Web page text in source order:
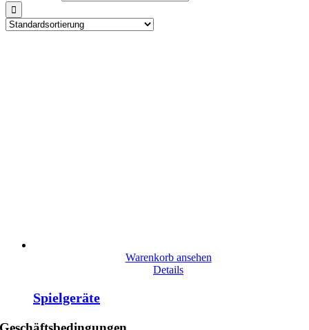
Warenkorb ansehen
Details
Spielgeräte